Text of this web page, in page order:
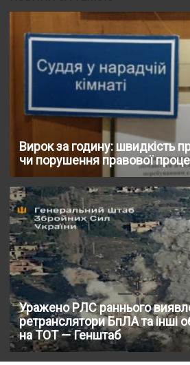
Вирок за годину: швидкість
чи порушення правової
Уражено РЛС раннього
ретранслятори БпЛА та інші
на ТОТ — Генштаб